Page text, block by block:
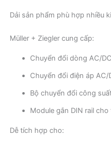
Dải sản phẩm phù hợp nhiều
Müller + Ziegler cung cấp:
Chuyển đổi dòng AC/DC
Chuyển đổi điện áp AC/
Bộ chuyển đổi công
Module gắn DIN rail cho
Dễ tích hợp cho: